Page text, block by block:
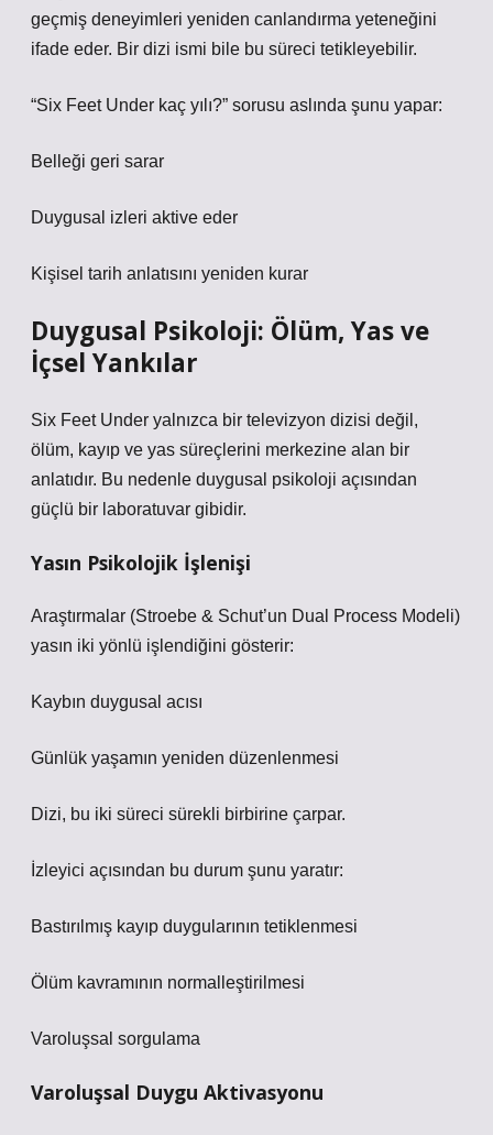
geçmiş deneyimleri yeniden canlandırma yeteneğini
ifade eder. Bir dizi ismi bile bu süreci tetikleyebilir.
“Six Feet Under kaç yılı?” sorusu aslında şunu yapar:
Belleği geri sarar
Duygusal izleri aktive eder
Kişisel tarih anlatısını yeniden kurar
Duygusal Psikoloji: Ölüm, Yas ve
İçsel Yankılar
Six Feet Under yalnızca bir televizyon dizisi değil,
ölüm, kayıp ve yas süreçlerini merkezine alan bir
anlatıdır. Bu nedenle duygusal psikoloji açısından
güçlü bir laboratuvar gibidir.
Yasın Psikolojik İşlenişi
Araştırmalar (Stroebe & Schut’un Dual Process Modeli)
yasın iki yönlü işlendiğini gösterir:
Kaybın duygusal acısı
Günlük yaşamın yeniden düzenlenmesi
Dizi, bu iki süreci sürekli birbirine çarpar.
İzleyici açısından bu durum şunu yaratır:
Bastırılmış kayıp duygularının tetiklenmesi
Ölüm kavramının normalleştirilmesi
Varoluşsal sorgulama
Varoluşsal Duygu Aktivasyonu